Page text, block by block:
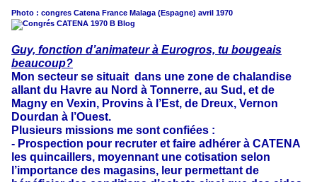
Photo : congres Catena France Malaga (Espagne) avril 1970
Guy, fonction d’animateur à Eurogros, tu bougeais
beaucoup?
Mon secteur se situait dans une zone de chalandise
allant du Havre au Nord à Tonnerre, au Sud, et de
Magny en Vexin, Provins à l’Est, de Dreux, Vernon
Dourdan à l’Ouest.
Plusieurs missions me sont confiées :
- Prospection pour recruter et faire adhérer à CATENA
les quincaillers, moyennant une cotisation selon
l’importance des magasins, leur permettant de